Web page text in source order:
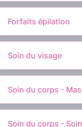
Forfaits épilation
Soin du visage
Soin du corps -
Soin du corps -